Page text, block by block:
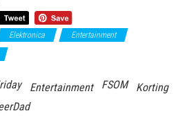
Elektronica
Entertainment
Entertainment FSOM
Korting